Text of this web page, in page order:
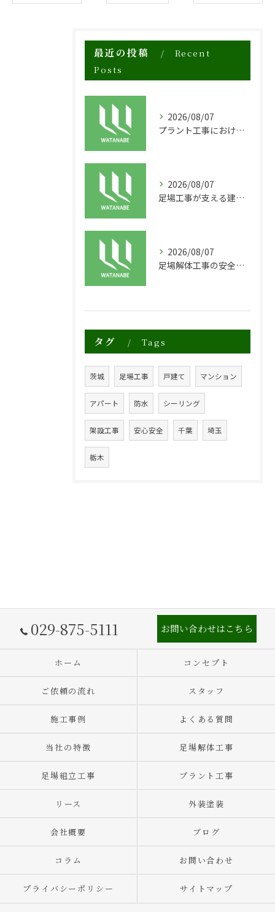
最近の投稿
Recent
Posts
2026/08/07
プラント工事における足場工事の安全対策と施工の重要性
2026/08/07
足場工事が支える建物の長寿命化と外装塗装の重要性
2026/08/07
足場解体工事の安全性と効率化のポイント
タグ Tags
茨城 足場工事 戸建て マンション
アパート 防水 シーリング
架設工事 安心安全 千葉 埼玉
栃木
029-875-5111 お問い合わせはこちら
ホーム コンセプト
ご依頼の流れ スタッフ
施工事例 よくある質問
当社の特徴 足場解体工事
足場組立工事 プラント工事
リース 外装塗装
会社概要 ブログ
コラム お問い合わせ
プライバシーポリシー サイトマップ